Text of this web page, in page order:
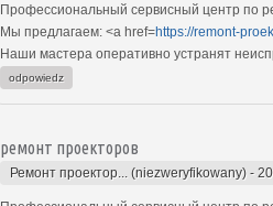
Профессиональный сервисный центр по
Мы предлагаем: <a href=https://remont-
Наши мастера оперативно устранят
odpowiedz
ремонт проекторов
Ремонт проектор... (niezweryfikowany) -